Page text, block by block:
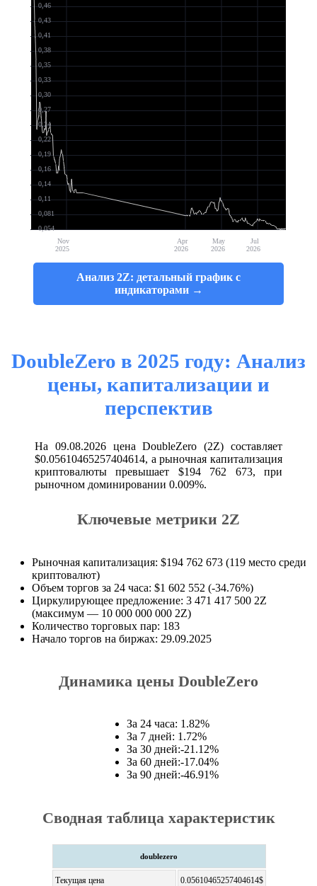
0,054
0,081
0,11
0,14
0,16
0,19
0,22
0,24
0,27
0,30
0,33
0,35
0,38
0,41
0,43
0,46
Nov
2025
Apr
2026
May
2026
Jul
2026
Анализ 2Z: детальный график с
индикаторами →
DoubleZero в 2025 году: Анализ
цены, капитализации и
перспектив
На 09.08.2026 цена DoubleZero (2Z) составляет
$0.05610465257404614, а рыночная капитализация
криптовалюты превышает $194 762 673, при
рыночном доминировании 0.009%.
Ключевые метрики 2Z
Рыночная капитализация: $194 762 673 (119 место среди
криптовалют)
Объем торгов за 24 часа: $1 602 552 (-34.76%)
Циркулирующее предложение: 3 471 417 500 2Z
(максимум — 10 000 000 000 2Z)
Количество торговых пар: 183
Начало торгов на биржах: 29.09.2025
Динамика цены DoubleZero
За 24 часа: 1.82%
За 7 дней: 1.72%
За 30 дней:-21.12%
За 60 дней:-17.04%
За 90 дней:-46.91%
Сводная таблица характеристик
doublezero
Текущая цена 0.05610465257404614$